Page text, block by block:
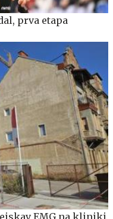
prva etapa
EMG na kliniki